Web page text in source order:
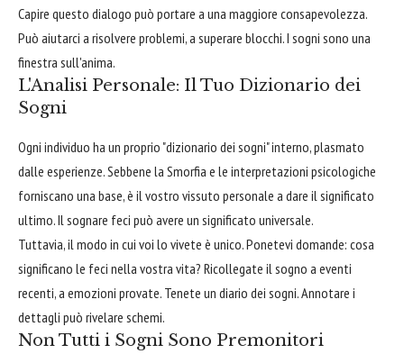
Capire questo dialogo può portare a una maggiore consapevolezza.
Può aiutarci a risolvere problemi, a superare blocchi. I sogni sono una
finestra sull'anima.
L'Analisi Personale: Il Tuo Dizionario dei
Sogni
Ogni individuo ha un proprio "dizionario dei sogni" interno, plasmato
dalle esperienze. Sebbene la Smorfia e le interpretazioni psicologiche
forniscano una base, è il vostro vissuto personale a dare il significato
ultimo. Il sognare feci può avere un significato universale.
Tuttavia, il modo in cui voi lo vivete è unico. Ponetevi domande: cosa
significano le feci nella vostra vita? Ricollegate il sogno a eventi
recenti, a emozioni provate. Tenete un diario dei sogni. Annotare i
dettagli può rivelare schemi.
Non Tutti i Sogni Sono Premonitori